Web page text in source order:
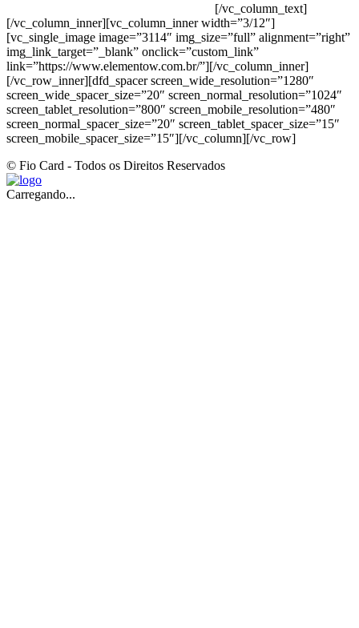
[/vc_column_text]
[/vc_column_inner][vc_column_inner width=”3/12″]
[vc_single_image image=”3114″ img_size=”full” alignment=”right”
img_link_target=”_blank” onclick=”custom_link”
link=”https://www.elementow.com.br/”][/vc_column_inner]
[/vc_row_inner][dfd_spacer screen_wide_resolution=”1280″
screen_wide_spacer_size=”20″ screen_normal_resolution=”1024″
screen_tablet_resolution=”800″ screen_mobile_resolution=”480″
screen_normal_spacer_size=”20″ screen_tablet_spacer_size=”15″
screen_mobile_spacer_size=”15″][/vc_column][/vc_row]
© Fio Card - Todos os Direitos Reservados
Carregando...